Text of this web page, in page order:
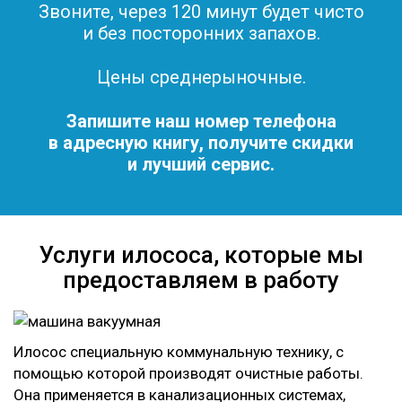
Звоните, через 120 минут будет чисто
и без посторонних запахов.
Цены среднерыночные.
Запишите наш номер телефона
в адресную книгу, получите скидки
и лучший сервис.
Услуги илососа, которые мы
предоставляем в работу
Илосос специальную коммунальную технику, с
помощью которой производят очистные работы.
Она применяется в канализационных системах,